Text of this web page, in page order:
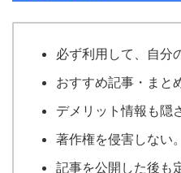
必ず利用して、自分
おすすめ記事・まと
デメリット情報も隠
著作権を侵害しない。
記事を公開した後も